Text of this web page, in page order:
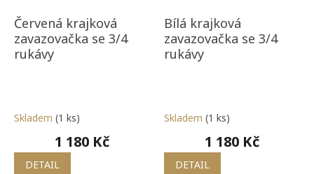
Červená krajková
zavazovačka se 3/4
rukávy
Skladem (1 ks)
1 180 Kč
DETAIL
Bílá krajková
zavazovačka se 3/4
rukávy
Skladem (1 ks)
1 180 Kč
DETAIL